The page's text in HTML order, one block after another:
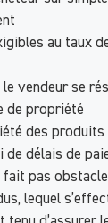
au taux
vendeur se
de propriété
des
de délais de
pas
lequel